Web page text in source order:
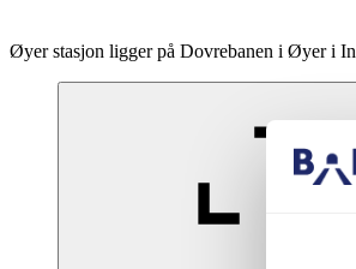
Øyer stasjon ligger på Dovrebanen i Øyer i